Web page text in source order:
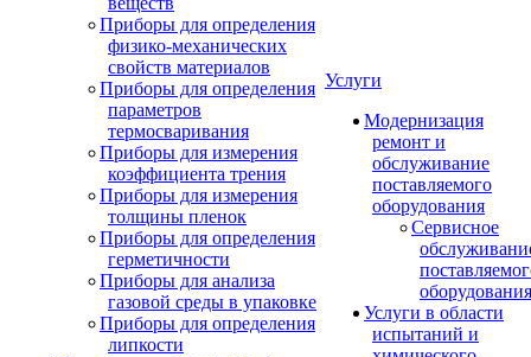
Приборы для определения
физико-механических
свойств материалов
Приборы для определения
параметров
термосваривания
Приборы для измерения
коэффициента трения
Приборы для измерения
толщины пленок
Приборы для определения
герметичности
Приборы для анализа
газовой среды в упаковке
Приборы для определения
липкости
Услуги
Модернизация
ремонт и
обслуживание
поставляемого
оборудования
Сервисное
оборудования
Услуги в области
испытаний и